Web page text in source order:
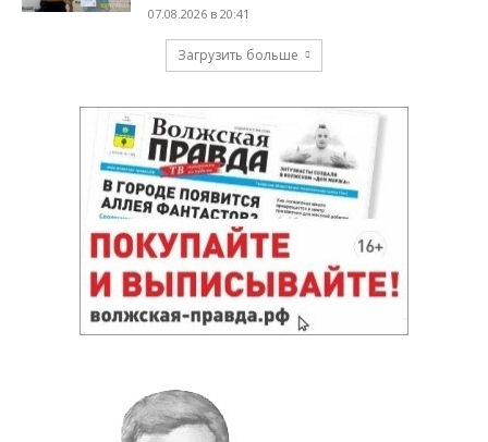
07.08.2026 в 20:41
Загрузить больше